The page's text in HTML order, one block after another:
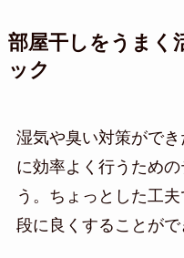
部屋干しをうまく
ック
湿気や臭い対策がで
に効率よく行うため
う。ちょっとした工
段に良くすることがで